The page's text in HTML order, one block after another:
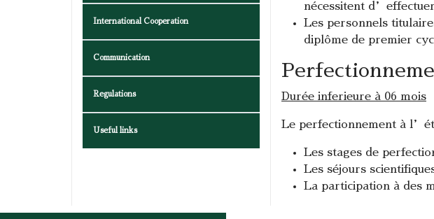
International Cooperation
Communication
Regulations
Useful links
nécessitent
Les personnels
diplôme de premier
Durée inferieure à 06 mois
Le perfectionnement à
Les stages de
Les séjours
La participation à des